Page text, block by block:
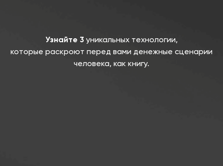
Узнайте 3 уникальных технологии,
которые раскроют перед вами денежные сценарии
человека, как книгу.